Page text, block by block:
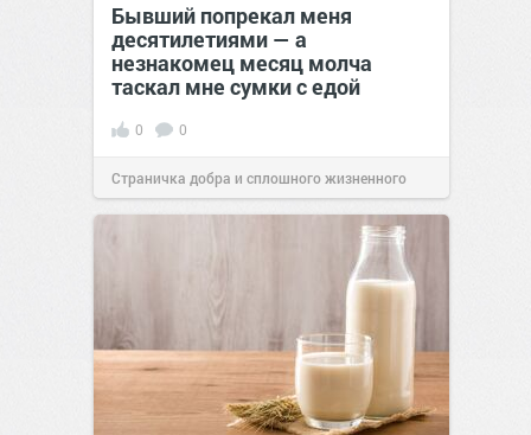
Бывший попрекал меня
десятилетиями — а
незнакомец месяц молча
таскал мне сумки с едой
0 0
Страничка добра и сплошного жизненного
позитива!00:28Вчера